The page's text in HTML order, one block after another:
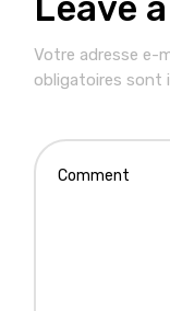
Votre adresse e-
obligatoires sont